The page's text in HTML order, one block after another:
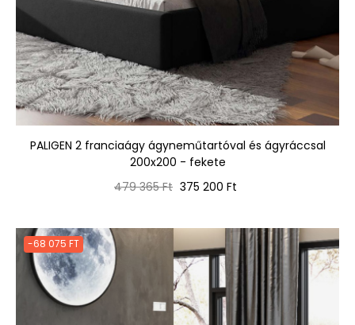
PALIGEN 2 franciaágy ágyneműtartóval és ágyráccsal
200x200 - fekete
Normál
479 365 Ft Ár
375 200 Ft
-68 075 FT